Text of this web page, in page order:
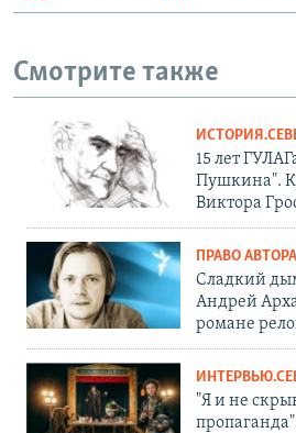
Смотрите также
15 лет
Пушкина".
Виктора
ПРАВО АВТОРА
Сладкий
Андрей
романе
"Я и не